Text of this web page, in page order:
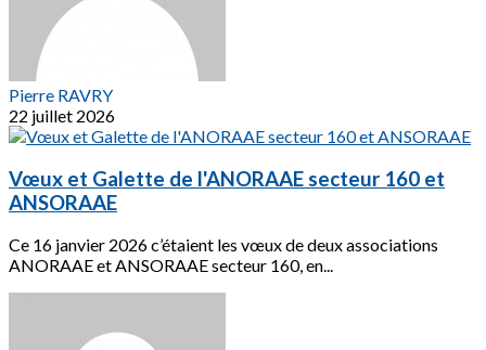
Pierre RAVRY
22 juillet 2026
Vœux et Galette de l'ANORAAE secteur 160 et
ANSORAAE
Ce 16 janvier 2026 c’étaient les vœux de deux associations
ANORAAE et ANSORAAE secteur 160, en...